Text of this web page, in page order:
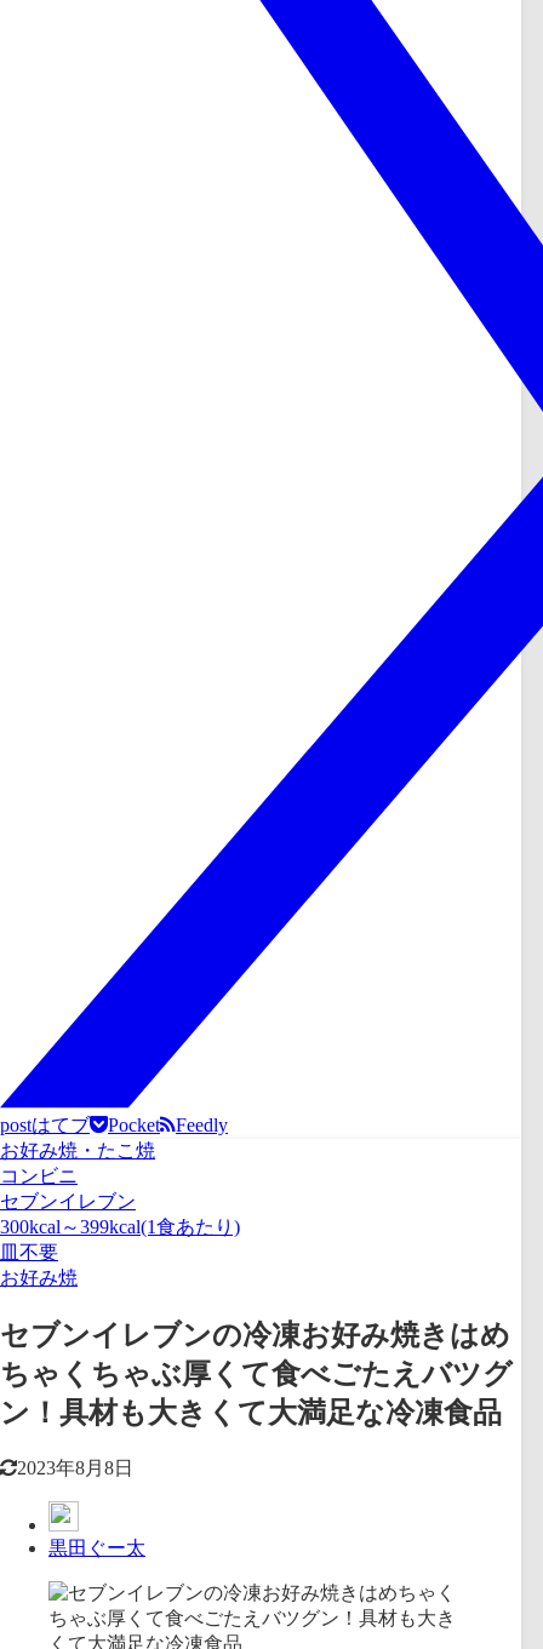
postはてブ Pocket
Feedly
お好み焼・たこ焼
コンビニ
セブンイレブン
300kcal～399kcal(1食あたり)
皿不要
お好み焼
セブンイレブンの冷凍お好み焼きはめ
ちゃくちゃぶ厚くて食べごたえバツグ
ン！具材も大きくて大満足な冷凍食品
2023年8月8日
黒田ぐー太